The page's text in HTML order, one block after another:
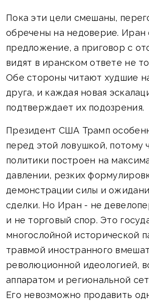
Пока эти цели смешаны,
обречены на недоверие. Иран
предложение, а приговор с
видят в иранском ответе не
Обе стороны читают худшие
друга, и каждая новая
подтверждает их подозрения.
Президент США Трамп
перед этой ловушкой, потому
политики построен на
давлении, резких
демонстрации силы и
сделки. Но Иран - не
и не торговый спор. Это
многослойной исторической
травмой иностранного
революционной идеологией,
аппаратом и региональной
Его невозможно продавить